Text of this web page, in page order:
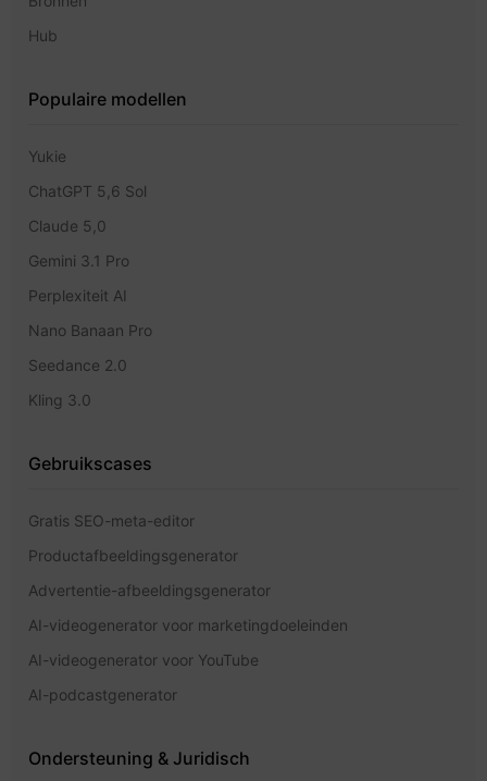
Hub
Populaire modellen
Yukie
ChatGPT 5,6 Sol
Claude 5,0
Gemini 3.1 Pro
Perplexiteit AI
Nano Banaan Pro
Seedance 2.0
Kling 3.0
Gebruikscases
Gratis SEO-meta-editor
Productafbeeldingsgenerator
Advertentie-afbeeldingsgenerator
AI-videogenerator voor marketingdoeleinden
AI-videogenerator voor YouTube
AI-podcastgenerator
Ondersteuning & Juridisch